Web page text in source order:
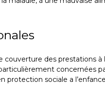
couverture des prestations
concernées
protection sociale a